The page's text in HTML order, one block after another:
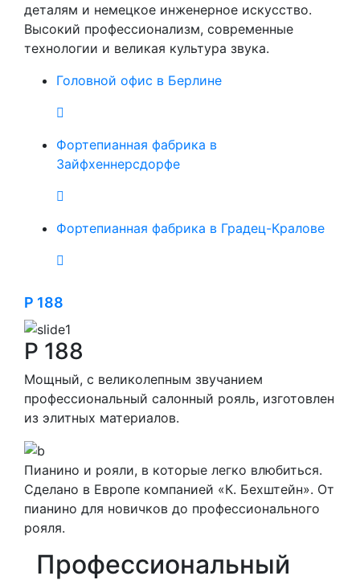
деталям и немецкое инженерное искусство.
Высокий профессионализм, современные
технологии и великая культура звука.
Головной офис в Берлине
Фортепианная фабрика в
Зайфхеннерсдорфе
Фортепианная фабрика в Градец-Кралове
P 188
P 188
Мощный, с великолепным звучанием
профессиональный салонный рояль, изготовлен
из элитных материалов.
Пианино и рояли, в которые легко влюбиться.
Сделано в Европе компанией «К. Бехштейн». От
пианино для новичков до профессионального
рояля.
Профессиональный